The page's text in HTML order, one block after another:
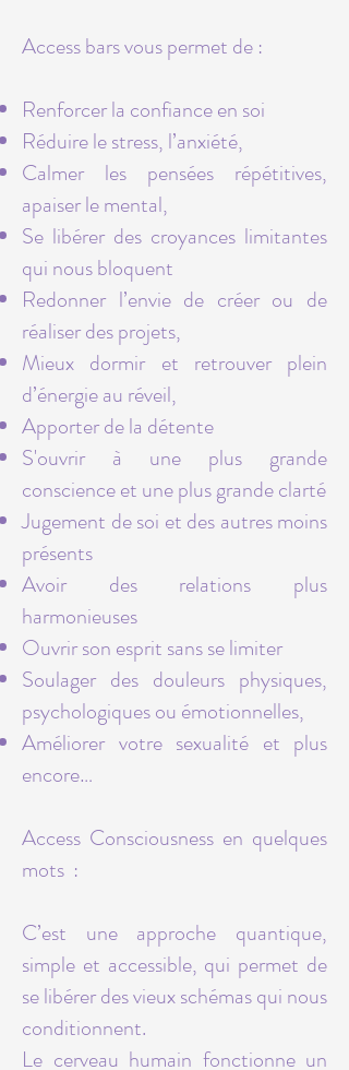
Access bars vous permet de :
Renforcer la confiance en soi
Réduire le stress, l’anxiété,
Calmer les pensées répétitives,
apaiser le mental,
Se libérer des croyances limitantes
qui nous bloquent
Redonner l’envie de créer ou de
réaliser des projets,
Mieux dormir et retrouver plein
d’énergie au réveil,
Apporter de la détente
S'ouvrir à une plus grande
conscience et une plus grande clarté
Jugement de soi et des autres moins
présents
Avoir des relations plus
harmonieuses
Ouvrir son esprit​ sans se limiter
Soulager des douleurs physiques,
psychologiques ou émotionnelles,
Améliorer votre sexualité et plus
encore…
Access Consciousness en quelques
mots :
C’est une approche quantique,
simple et accessible, qui permet de
se libérer des vieux schémas qui nous
conditionnent.
Le cerveau humain fonctionne un